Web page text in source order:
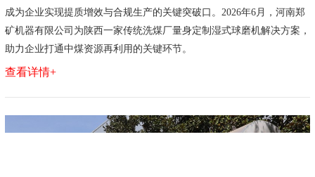
成为企业实现提质增效与合规生产的关键突破口。2026年6月，河南郑
矿机器有限公司为陕西一家传统洗煤厂量身定制湿式球磨机解决方案，
助力企业打通中煤资源再利用的关键环节。
查看详情+